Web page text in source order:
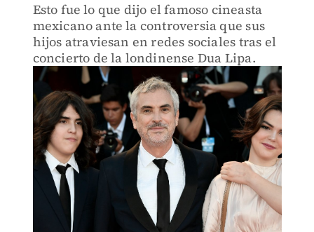
Esto fue lo que dijo el famoso cineasta
mexicano ante la controversia que sus
hijos atraviesan en redes sociales tras el
concierto de la londinense Dua Lipa.